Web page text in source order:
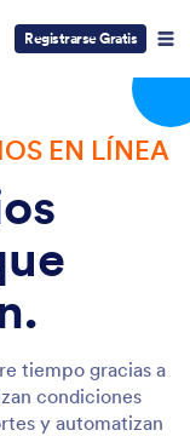
Registrarse Gratis
EN LÍNEA
tiempo gracias a
condiciones
y automatizan